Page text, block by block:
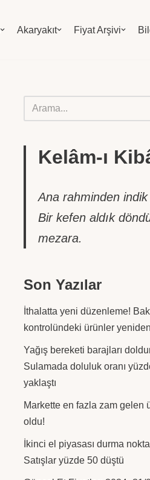
Akaryakıt Fiyat Arşivi
Kelâm-ı
Ana rahminden
Bir kefen aldık
mezara.
Son Yazılar
İthalatta yeni düzenleme!
kontrolündeki ürünler
Yağış bereketi barajları
Sulamada doluluk oranı
yaklaştı
Markette en fazla zam gelen
oldu!
İkinci el piyasası durma
Satışlar yüzde 50 düştü